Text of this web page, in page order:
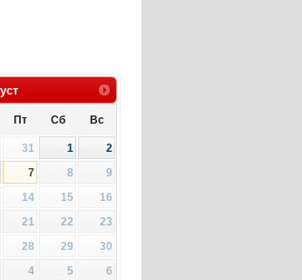
Пт Сб Вс
31 1
2
7 8
9
14 15
16
21 22
23
28 29
30
4 5 6